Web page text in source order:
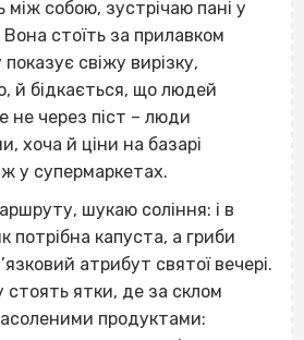
собою, зустрічаю пані у
Вона стоїть за прилавком
свіжу вирізку,
й бідкається, що людей
не через піст – люди
хоча й ціни на базарі
у супермаркетах.
шукаю соління: і в
потрібна капуста, а гриби
атрибут святої вечері.
стоять ятки, де за склом
продуктами: